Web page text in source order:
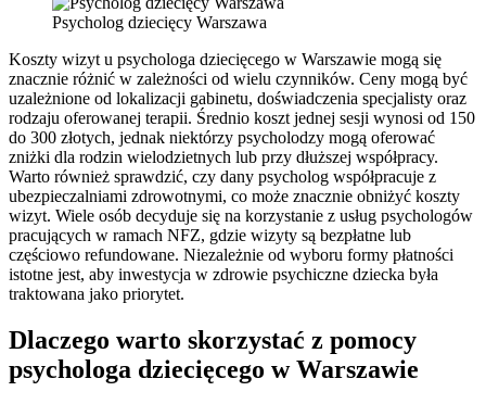
Psycholog dziecięcy Warszawa
Koszty wizyt u psychologa dziecięcego w Warszawie mogą się
znacznie różnić w zależności od wielu czynników. Ceny mogą być
uzależnione od lokalizacji gabinetu, doświadczenia specjalisty oraz
rodzaju oferowanej terapii. Średnio koszt jednej sesji wynosi od 150
do 300 złotych, jednak niektórzy psycholodzy mogą oferować
zniżki dla rodzin wielodzietnych lub przy dłuższej współpracy.
Warto również sprawdzić, czy dany psycholog współpracuje z
ubezpieczalniami zdrowotnymi, co może znacznie obniżyć koszty
wizyt. Wiele osób decyduje się na korzystanie z usług psychologów
pracujących w ramach NFZ, gdzie wizyty są bezpłatne lub
częściowo refundowane. Niezależnie od wyboru formy płatności
istotne jest, aby inwestycja w zdrowie psychiczne dziecka była
traktowana jako priorytet.
Dlaczego warto skorzystać z pomocy
psychologa dziecięcego w Warszawie